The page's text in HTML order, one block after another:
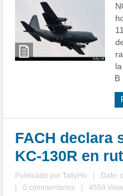
B
FACH declara
KC-130R en
Publicado porTallyHo
Date:
0 commentarios 4550